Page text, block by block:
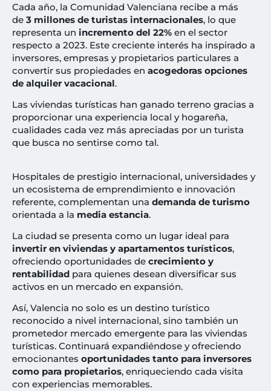
Cada año, la Comunidad Valenciana recibe a más
de 3 millones de turistas internacionales, lo que
representa un incremento del 22% en el sector
respecto a 2023. Este creciente interés ha inspirado a
inversores, empresas y propietarios particulares a
convertir sus propiedades en acogedoras opciones
de alquiler vacacional.
Las viviendas turísticas han ganado terreno gracias a
proporcionar una experiencia local y hogareña,
cualidades cada vez más apreciadas por un turista
que busca no sentirse como tal.
Hospitales de prestigio internacional, universidades y
un ecosistema de emprendimiento e innovación
referente, complementan una demanda de turismo
orientada a la media estancia.
La ciudad se presenta como un lugar ideal para
invertir en viviendas y apartamentos turísticos,
ofreciendo oportunidades de crecimiento y
rentabilidad para quienes desean diversificar sus
activos en un mercado en expansión.
Así, Valencia no solo es un destino turístico
reconocido a nivel internacional, sino también un
prometedor mercado emergente para las viviendas
turísticas. Continuará expandiéndose y ofreciendo
emocionantes oportunidades tanto para inversores
como para propietarios, enriqueciendo cada visita
con experiencias memorables.